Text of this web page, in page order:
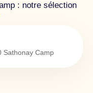
: notre sélection
Sathonay Camp